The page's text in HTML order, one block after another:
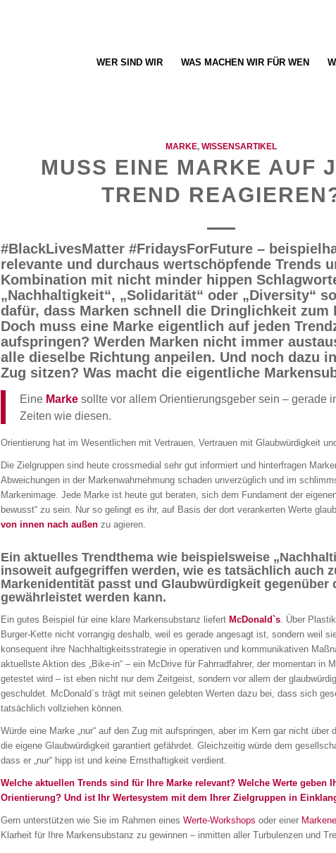
WER SIND WIR WAS MACHEN WIR FÜR WEN
MARKE,WISSENSARTIKEL
MUSS EINE MARKE AUF
TREND
#BlackLivesMatter #FridaysForFuture –
relevante und durchaus wertschöpfende Trends
Kombination mit nicht minder hippen
„Nachhaltigkeit“, „Solidarität“ oder „Diversity“
dafür, dass Marken schnell die Dringlichkeit zum
Doch muss eine Marke eigentlich auf jeden
aufspringen? Werden Marken nicht immer
alle dieselbe Richtung anpeilen. Und noch dazu
Zug sitzen? Was macht die eigentliche
Eine Markesollte vor allem Orientierungsgeber sein – gerade
Zeiten wie diesen.
Orientierung hat im Wesentlichen mit Vertrauen, Vertrauen mit Glaubwürdigkeit
Die Zielgruppen sind heute crossmedial sehr gut informiert und hinterfragen
Abweichungen in der Markenwahrnehmung schaden unverzüglich und im
Markenimage. Jede Marke ist heute gut beraten, sich dem Fundament der
bewusst“ zu sein. Nur so gelingt es ihr, auf Basis der dort verankerten Werte
von innen nach außenzu agieren.
Ein aktuelles Trendthema wie beispielsweise
insoweit aufgegriffen werden, wie es tatsächlich auch
Markenidentität passt und Glaubwürdigkeit gegenüber
gewährleistet werden kann.
Ein gutes Beispiel für eine klare Markensubstanz liefert McDonald`s. Über
Burger-Kette nicht vorrangig deshalb, weil es gerade angesagt ist, sondern weil
konsequent ihre Nachhaltigkeitsstrategie in operativen und kommunikativen
aktuellste Aktion des „Bike-in“ – ein McDrive für Fahrradfahrer, der momentan in
getestet wird – ist eben nicht nur dem Zeitgeist, sondern vor allem der
geschuldet. McDonald`s trägt mit seinen gelebten Werten dazu bei, dass sich
tatsächlich vollziehen können.
Würde eine Marke „nur“ auf den Zug mit aufspringen, aber im Kern gar nicht über
die eigene Glaubwürdigkeit garantiert gefährdet. Gleichzeitig würde dem
dass er „nur“ hipp ist und keine Ernsthaftigkeit verdient.
Welche aktuellen Trends sind für Ihre Marke relevant? Welche Werte geben
Orientierung? Und ist Ihr Wertesystem mit dem Ihrer Zielgruppen in
Gern unterstützen wie Sie im Rahmen eines Werte-Workshops oder einer
Klarheit für Ihre Markensubstanz zu gewinnen – inmitten aller Turbulenzen und